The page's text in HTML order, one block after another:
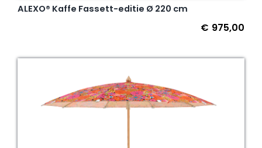
ALEXO® Kaffe Fassett-editie Ø 220 cm
€ 975,00